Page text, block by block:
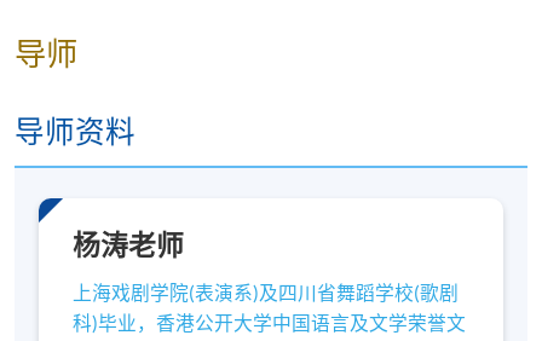
导师
导师资料
杨涛老师
上海戏剧学院(表演系)及四川省舞蹈学校(歌剧
科)毕业，香港公开大学中国语言及文学荣誉文